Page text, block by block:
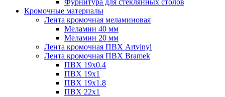
Кромочные материалы
Лента кромочная меламиновая
Меламин 40 мм
Меламин 20 мм
Лента кромочная ПВХ Artvinyl
Лента кромочная ПВХ Bramek
ПВХ 19x0.4
ПВХ 19х1
ПВХ 19х1.8
ПВХ 22х1